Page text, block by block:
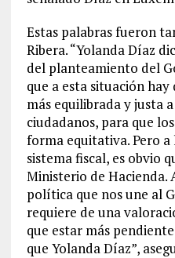
Estas palabras fueron
Ribera. “Yolanda Díaz
del planteamiento del
que a esta situación
más equilibrada y justa
ciudadanos, para que
forma equitativa. Pero
sistema fiscal, es obvio
Ministerio de Hacienda.
política que nos une al
requiere de una
que estar más
que Yolanda Díaz”,